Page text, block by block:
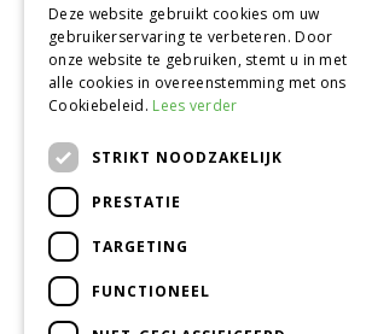
Onze locatie
Tuincentrum Alméérplant
Jac. P. Thijsseweg 4
Deze website gebruikt cookies om uw
gebruikerservaring te verbeteren. Door
onze website te gebruiken, stemt u in met
alle cookies in overeenstemming met ons
Cookiebeleid. Lees verder
STRIKT NOODZAKELIJK
PRESTATIE
TARGETING
FUNCTIONEEL